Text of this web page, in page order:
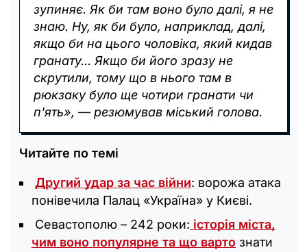
зупиняє. Як би там воно було далі, я не
знаю. Ну, як би було, наприклад, далі,
якщо би на цього чоловіка, який кидав
гранату... Якщо би його зразу не
скрутили, тому що в нього там в
рюкзаку було ще чотири гранати чи
п'ять», — резюмував міський голова.
Читайте по темі
Другий удар за час війни: ворожа атака
понівечила Палац «Україна» у Києві.
Севастополю – 242 роки: історія міста,
чим воно популярне та що варто знати